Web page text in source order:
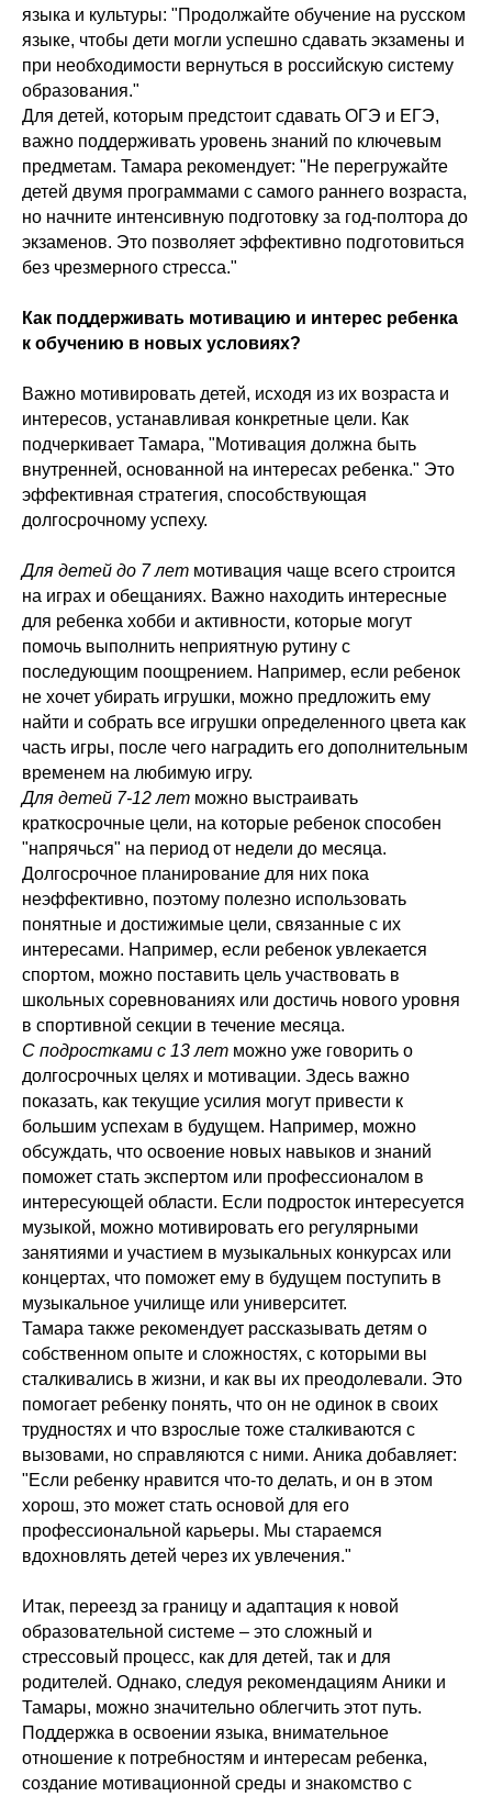
языка и культуры: "Продолжайте обучение на русском
языке, чтобы дети могли успешно сдавать экзамены и
при необходимости вернуться в российскую систему
образования."
Для детей, которым предстоит сдавать ОГЭ и ЕГЭ,
важно поддерживать уровень знаний по ключевым
предметам. Тамара рекомендует: "Не перегружайте
детей двумя программами с самого раннего возраста,
но начните интенсивную подготовку за год-полтора до
экзаменов. Это позволяет эффективно подготовиться
без чрезмерного стресса."
Как поддерживать мотивацию и интерес ребенка
к обучению в новых условиях?
Важно мотивировать детей, исходя из их возраста и
интересов, устанавливая конкретные цели. Как
подчеркивает Тамара, "Мотивация должна быть
внутренней, основанной на интересах ребенка." Это
эффективная стратегия, способствующая
долгосрочному успеху.
Для детей до 7 лет мотивация чаще всего строится
на играх и обещаниях. Важно находить интересные
для ребенка хобби и активности, которые могут
помочь выполнить неприятную рутину с
последующим поощрением. Например, если ребенок
не хочет убирать игрушки, можно предложить ему
найти и собрать все игрушки определенного цвета как
часть игры, после чего наградить его дополнительным
временем на любимую игру.
Для детей 7-12 лет можно выстраивать
краткосрочные цели, на которые ребенок способен
"напрячься" на период от недели до месяца.
Долгосрочное планирование для них пока
неэффективно, поэтому полезно использовать
понятные и достижимые цели, связанные с их
интересами. Например, если ребенок увлекается
спортом, можно поставить цель участвовать в
школьных соревнованиях или достичь нового уровня
в спортивной секции в течение месяца.
С подростками с 13 лет можно уже говорить о
долгосрочных целях и мотивации. Здесь важно
показать, как текущие усилия могут привести к
большим успехам в будущем. Например, можно
обсуждать, что освоение новых навыков и знаний
поможет стать экспертом или профессионалом в
интересующей области. Если подросток интересуется
музыкой, можно мотивировать его регулярными
занятиями и участием в музыкальных конкурсах или
концертах, что поможет ему в будущем поступить в
музыкальное училище или университет.
Тамара также рекомендует рассказывать детям о
собственном опыте и сложностях, с которыми вы
сталкивались в жизни, и как вы их преодолевали. Это
помогает ребенку понять, что он не одинок в своих
трудностях и что взрослые тоже сталкиваются с
вызовами, но справляются с ними. Аника добавляет:
"Если ребенку нравится что-то делать, и он в этом
хорош, это может стать основой для его
профессиональной карьеры. Мы стараемся
вдохновлять детей через их увлечения."
Итак, переезд за границу и адаптация к новой
образовательной системе – это сложный и
стрессовый процесс, как для детей, так и для
родителей. Однако, следуя рекомендациям Аники и
Тамары, можно значительно облегчить этот путь.
Поддержка в освоении языка, внимательное
отношение к потребностям и интересам ребенка,
создание мотивационной среды и знакомство с